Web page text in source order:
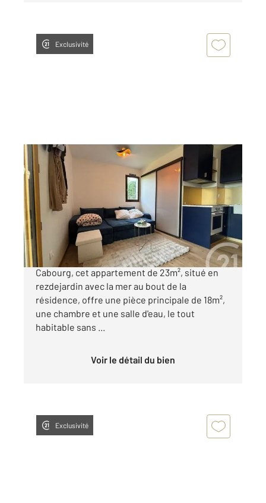
Exclusivité
CABOURG 14
23,48 m
Ref : 14282
Appartement F2 à vendre
152 000 €
Dans le secteur recherché de Thalasso, à
Cabourg, cet appartement de 23m², situé en
rezdejardin avec la mer au bout de la
résidence, offre une pièce principale de 18m²,
une chambre et une salle d'eau, le tout
habitable sans ...
Voir le détail du bien
Exclusivité